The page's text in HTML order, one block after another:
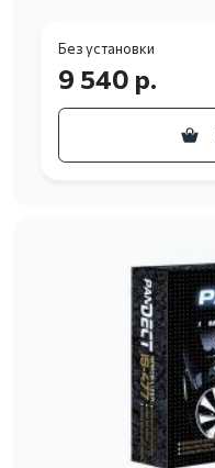
Без установки
9 540 р.